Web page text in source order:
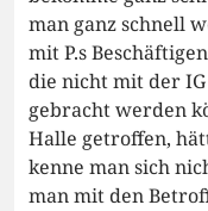
man ganz schnell
mit P.s
die nicht mit der
gebracht werden
Halle getroffen,
kenne man sich
man mit den